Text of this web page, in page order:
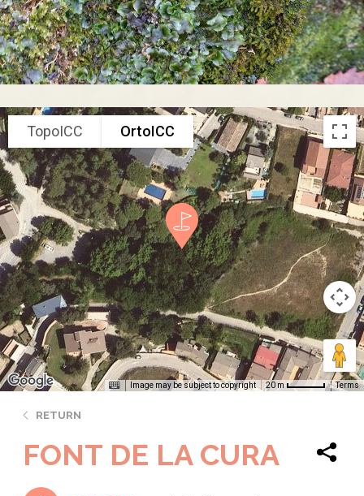
TopoICC OrtoICC
Image may be subject to copyright 20 m Terms
RETURN
FONT DE LA CURA